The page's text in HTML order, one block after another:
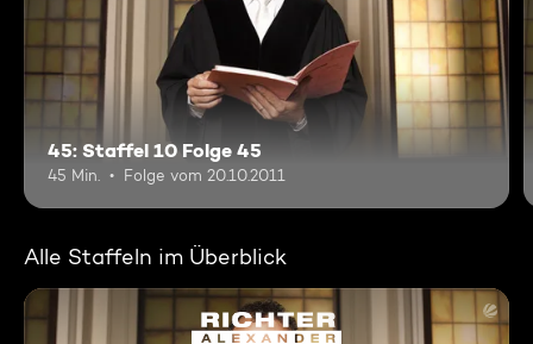
45: Staffel 10 Folge 45
45 Min. Folge vom 20.10.2011
Alle Staffeln im Überblick